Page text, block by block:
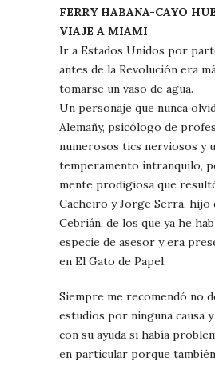
FERRY HABANA-CAYO
VIAJE A MIAMI
Ir a Estados Unidos por
antes de la Revolución era
tomarse un vaso de agua.
Un personaje que nunca
Alemañy, psicólogo de
numerosos tics nerviosos y
temperamento intranquilo,
mente prodigiosa que
Cacheiro y Jorge Serra, hijo
Cebrián, de los que ya he
especie de asesor y era
en El Gato de Papel.
Siempre me recomendó no
estudios por ninguna causa
con su ayuda si había
en particular porque